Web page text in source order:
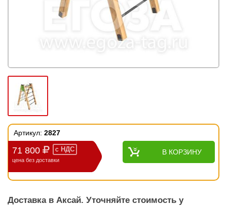
Артикул: 2827
71 800 с НДС
цена без доставки
В КОРЗИНУ
Доставка в Аксай. Уточняйте стоимость у